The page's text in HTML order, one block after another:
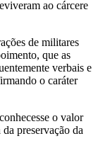
ao cárcere
de militares
que as
verbais e
o caráter
o valor
preservação da